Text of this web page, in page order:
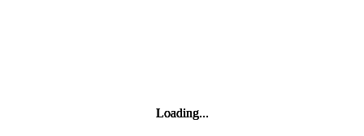
Loading...
Loading...
Loading...
Loading...